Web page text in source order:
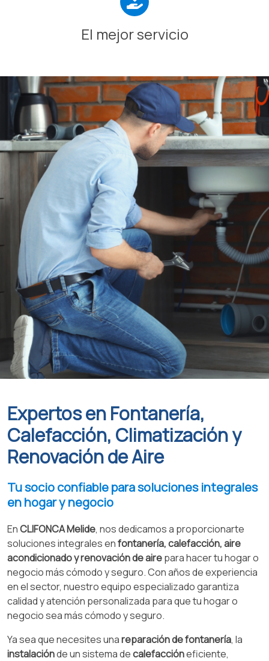
El mejor servicio
Expertos en Fontanería,
Calefacción, Climatización y
Renovación de Aire
Tu socio confiable para soluciones integrales
en hogar y negocio
EnCLIFONCA Melide, nos dedicamos a proporcionarte
soluciones integrales enfontanería, calefacción, aire
acondicionado y renovación de airepara hacer tu hogar o
negocio más cómodo y seguro. Con años de experiencia
en el sector, nuestro equipo especializado garantiza
calidad y atención personalizada para que tu hogar o
negocio sea más cómodo y seguro.
Ya sea que necesites unareparación de fontanería, la
instalaciónde un sistema decalefaccióneficiente,